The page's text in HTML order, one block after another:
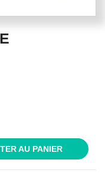
AU PANIER